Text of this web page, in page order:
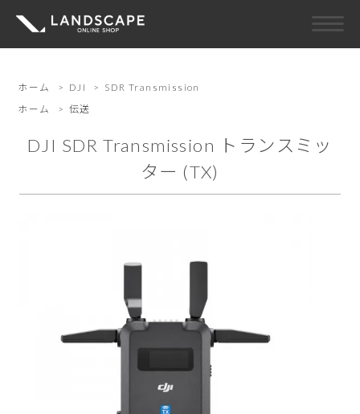
ホーム > DJI > SDR Transmission
ホーム
> 伝送
DJI SDR Transmission トランスミッ
ター (TX)